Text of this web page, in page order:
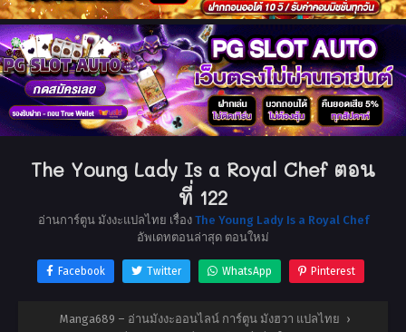
The Young Lady Is a Royal Chef ตอน
ที่ 122
อ่านการ์ตูน มังงะแปลไทย เรื่อง The Young Lady Is a Royal Chef
อัพเดทตอนล่าสุด ตอนใหม่
Facebook Twitter WhatsApp Pinterest
Manga689 – อ่านมังงะออนไลน์ การ์ตูน มังฮวา แปลไทย ›